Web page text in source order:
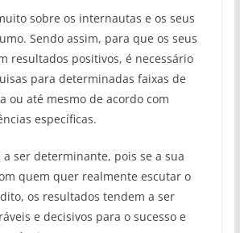
sobre os internautas e os seus
Sendo assim, para que os seus
resultados positivos, é necessário
para determinadas faixas de
ou até mesmo de acordo com
específicas.
a ser determinante, pois se a sua
quem quer realmente escutar o
os resultados tendem a ser
e decisivos para o sucesso e